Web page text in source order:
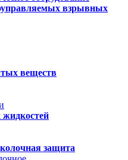
взрывных
веществ
защита